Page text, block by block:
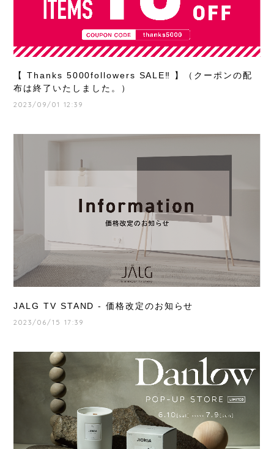
【 Thanks 5000followers SALE‼️ 】（クーポンの配
布は終了いたしました。）
2023/09/01 12:39
JALG TV STAND - 価格改定のお知らせ
2023/06/15 17:39